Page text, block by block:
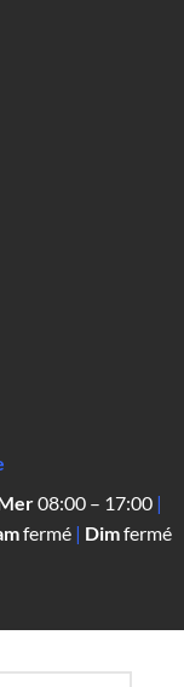
08:00 – 17:00|
fermé| Dimfermé